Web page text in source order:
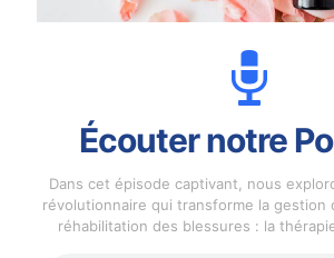
Écouter notre
Dans cet épisode captivant, nous
révolutionnaire qui transforme la gestion
réhabilitation des blessures : la